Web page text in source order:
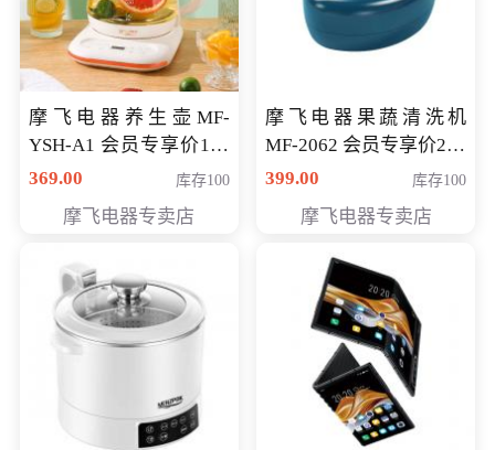
摩飞电器养生壶MF-
YSH-A1 会员专享价198
元
369.00 库存100
摩飞电器专卖店
摩飞电器果蔬清洗机
MF-2062 会员专享价268
元
399.00 库存100
摩飞电器专卖店